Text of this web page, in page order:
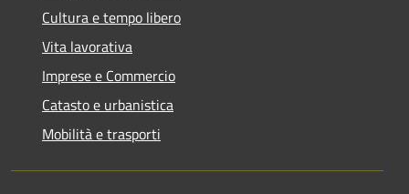
Cultura e tempo libero
Vita lavorativa
Imprese e Commercio
Catasto e urbanistica
Mobilità e trasporti